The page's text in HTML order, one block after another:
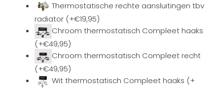
Thermostatische rechte aansluitingen tbv
radiator (+€19,95)
Chroom thermostatisch Compleet haaks
(+€49,95)
Chroom thermostatisch Compleet recht
(+€49,95)
Wit thermostatisch Compleet haaks (+